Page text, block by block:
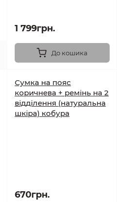
1 799грн.
До кошика
Сумка на пояс
коричнева + ремінь на 2
відділення (натуральна
шкіра) кобура
670грн.